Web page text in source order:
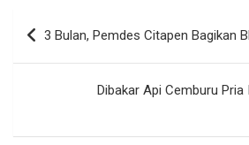
b
o
s
A
p
p
Post
navigation
3 Bulan, Pemdes Citapen Bagikan
Dibakar Api Cemburu Pria